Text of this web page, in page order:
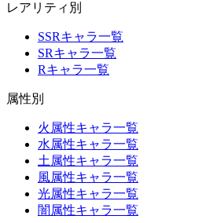
レアリティ別
SSRキャラ一覧
SRキャラ一覧
Rキャラ一覧
属性別
火属性キャラ一覧
水属性キャラ一覧
土属性キャラ一覧
風属性キャラ一覧
光属性キャラ一覧
闇属性キャラ一覧